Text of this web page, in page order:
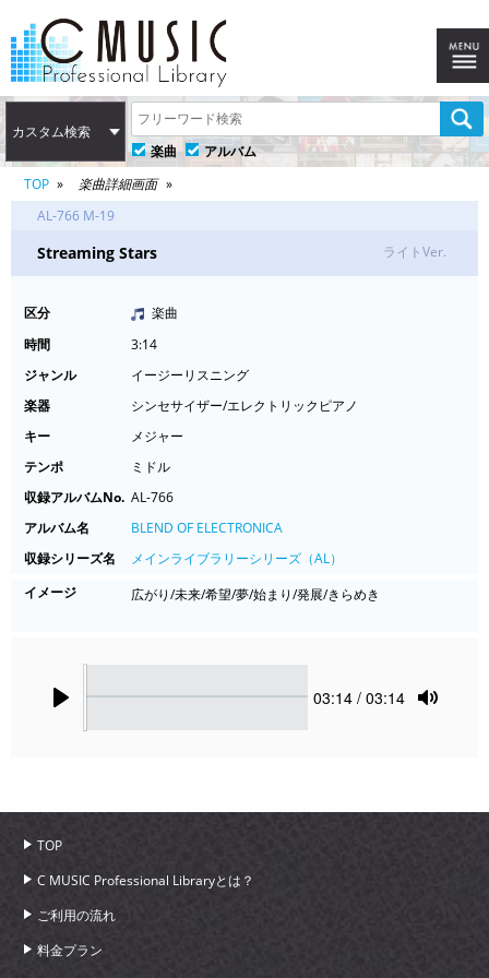
カスタム検索
楽曲
アルバム
TOP
楽曲詳細画面
AL-766 M-19
Streaming Stars ライトVer.
区分
楽曲
時間
3:14
ジャンル
イージーリスニング
楽器
シンセサイザー/エレクトリックピアノ
キー
メジャー
テンポ
ミドル
収録アルバムNo. AL-766
アルバム名
BLEND OF ELECTRONICA
収録シリーズ名
メインライブラリーシリーズ（AL）
イメージ
広がり/未来/希望/夢/始まり/発展/きらめき
Current
03:14 / 03:14
TOP
C MUSIC Professional Libraryとは？
ご利用の流れ
料金プラン